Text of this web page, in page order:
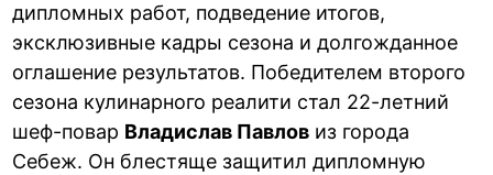
дипломных работ, подведение итогов,
эксклюзивные кадры сезона и долгожданное
оглашение результатов. Победителем второго
сезона кулинарного реалити стал 22-летний
шеф-повар Владислав Павлов из города
Себеж. Он блестяще защитил дипломную